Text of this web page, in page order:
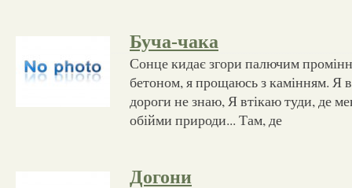
Буча-чака
Сонце кидає згори палючим
бетоном, я прощаюсь з камінням. Я
дороги не знаю, Я втікаю туди, де
обійми природи... Там, де
Догони